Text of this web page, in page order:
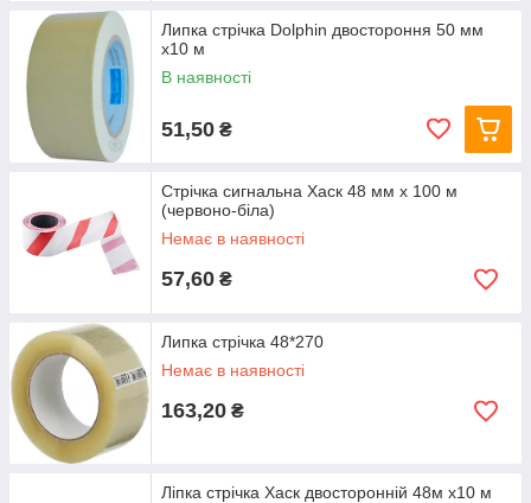
Липка стрічка Dolphin двостороння 50 мм
х10 м
В наявності
51,50 ₴
Стрічка сигнальна Хаск 48 мм х 100 м
(червоно-біла)
Немає в наявності
57,60 ₴
Липка стрічка 48*270
Немає в наявності
163,20 ₴
Ліпка стрічка Хаск двосторонній 48м х10 м